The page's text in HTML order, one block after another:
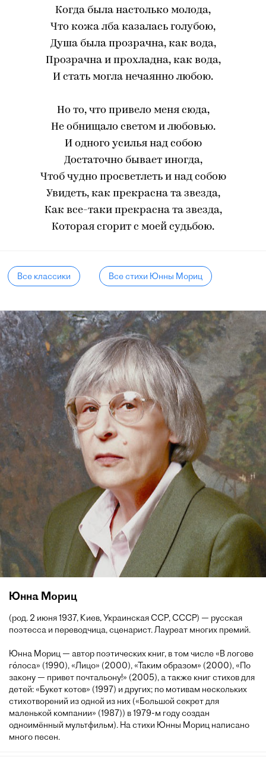
Когда была настолько молода,
Что кожа лба казалась голубою,
Душа была прозрачна, как вода,
Прозрачна и прохладна, как вода,
И стать могла нечаянно любою.
Но то, что привело меня сюда,
Не обнищало светом и любовью.
И одного усилья над собою
Достаточно бывает иногда,
Чтоб чудно просветлеть и над собою
Увидеть, как прекрасна та звезда,
Как все-таки прекрасна та звезда,
Которая сгорит с моей судьбою.
Все классики Все стихи Юнны Мориц
Юнна Мориц
(род. 2 июня 1937, Киев, Украинская ССР, СССР) — русская
поэтесса и переводчица, сценарист. Лауреат многих премий.
Юнна Мориц — автор поэтических книг, в том числе «В логове
го́лоса» (1990), «Лицо» (2000), «Таким образом» (2000), «По
закону — привет почтальону!» (2005), а также книг стихов для
детей: «Букет котов» (1997) и других; по мотивам нескольких
стихотворений из одной из них («Большой секрет для
маленькой компании» (1987)) в 1979-м году создан
одноимённый мультфильм). На стихи Юнны Мориц написано
много песен.